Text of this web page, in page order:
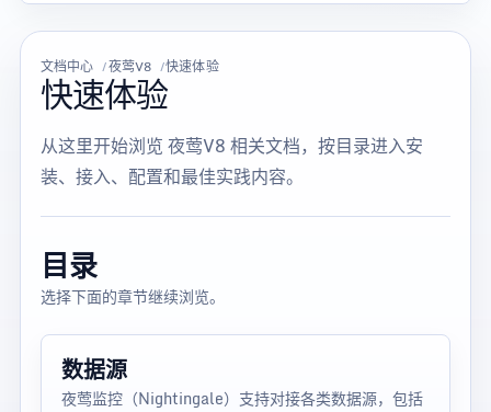
文档中心 夜莺V8 快速体验
快速体验
从这里开始浏览 夜莺V8 相关文档，按目录进入安
装、接入、配置和最佳实践内容。
目录
选择下面的章节继续浏览。
数据源
夜莺监控（Nightingale）支持对接各类数据源，包括